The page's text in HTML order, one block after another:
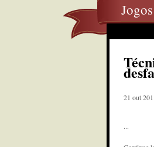
Jogos
21 out
...